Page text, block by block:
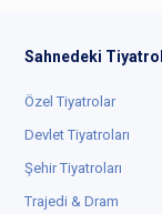
Sahnedeki
Özel Tiyatrolar
Devlet Tiyatroları
Şehir Tiyatroları
Trajedi & Dram